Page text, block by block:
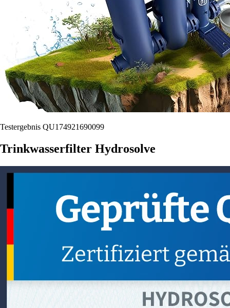
Testergebnis QU174921690099
Trinkwasserfilter Hydrosolve